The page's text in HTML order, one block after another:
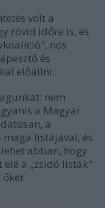
volt a
rövid időre is, és
nos
és
előállni.
nem
a Magyar
a
listájával, és
abban, hogy
a „zsidó listák"